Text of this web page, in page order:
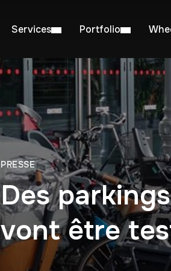
Services Portfolio
PRESSE
Des
vont être